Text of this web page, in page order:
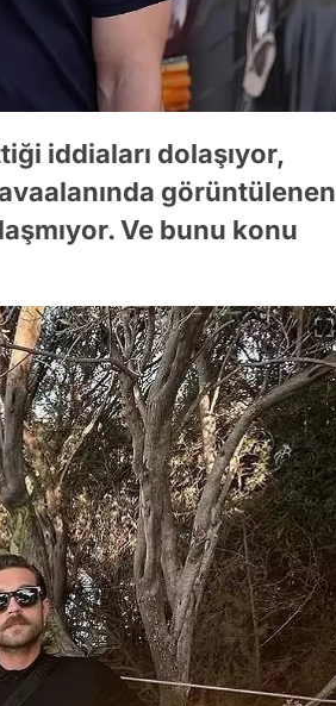
iddiaları dolaşıyor,
görüntülenen
Ve bunu konu